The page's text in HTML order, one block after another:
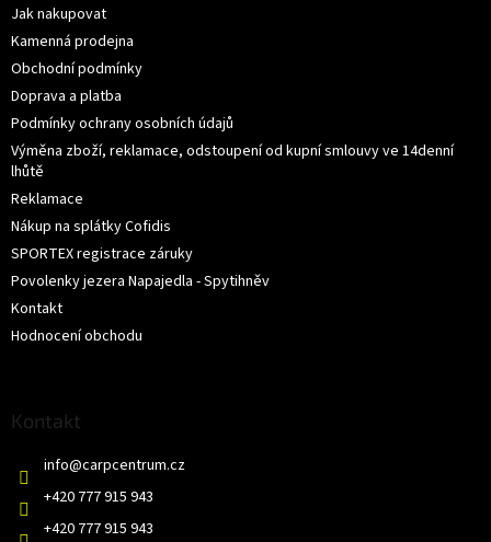
Jak nakupovat
Kamenná prodejna
Obchodní podmínky
Doprava a platba
Podmínky ochrany osobních údajů
Výměna zboží, reklamace, odstoupení od kupní smlouvy ve 14denní
lhůtě
Reklamace
Nákup na splátky Cofidis
SPORTEX registrace záruky
Povolenky jezera Napajedla - Spytihněv
Kontakt
Hodnocení obchodu
Kontakt
info@carpcentrum.cz
+420 777 915 943
+420 777 915 943